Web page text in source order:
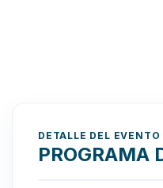
DETALLE DEL EVENTO
PROGRAMA